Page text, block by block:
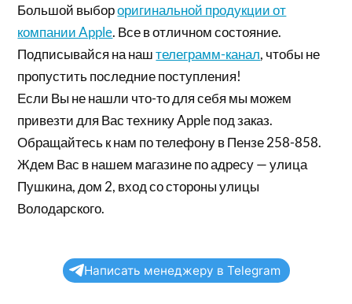
Большой выбороригинальной продукции от
компании Apple. Все в отличном состояние.
Подписывайся на наштелеграмм-канал, чтобы не
пропустить последние поступления!
Если Вы не нашли что-то для себя мы можем
привезти для Вас технику Apple под заказ.
Обращайтесь к нам по телефону в Пензе 258-858.
Ждем Вас в нашем магазине по адресу — улица
Пушкина, дом 2, вход со стороны улицы
Володарского.
Написать менеджеру в Telegram